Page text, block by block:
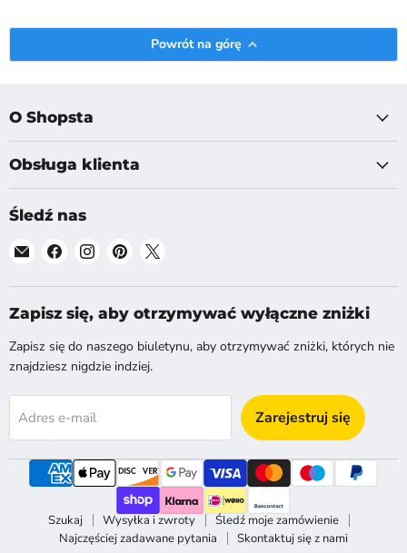
Powrót na górę
O Shopsta
Obsługa klienta
Śledź nas
Znajdź
na
E-
mail
Znajdź
na
Facebook
Znajdź
na
Instagram
Znajdź
na
Pinterest
na
X
Zapisz się, aby otrzymywać wyłączne zniżki
Zapisz się do naszego biuletynu, aby otrzymywać zniżki, których nie
znajdziesz nigdzie indziej.
Adres e-mail Zarejestruj się
Szukaj Wysyłka i zwroty
Śledź moje zamówienie
Najczęściej zadawane pytania
Skontaktuj się z nami